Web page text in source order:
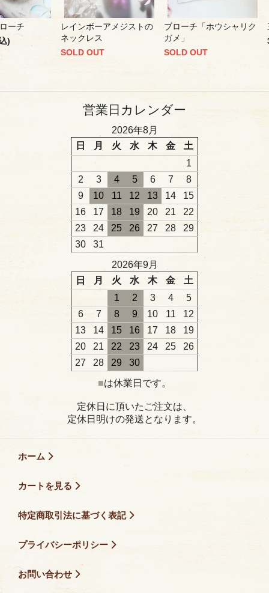
ーチ
)
レインボーアメジストの
ネックレス
SOLD OUT
ブローチ「ホウシャリク
ガメ」
SOLD OUT
営業日カレンダー
2026年8月
日
月 火 水 木 金
土
1
2
3 4 5 6 7
8
9
10 11 12 13 14
15
16
17 18 19 20 21
22
23
24 25 26 27 28
29
30
31
2026年9月
日
月 火 水 木 金
土
1
2 3 4
5
6
7 8 9 10 11
12
13
14 15 16 17 18
19
20
21 22 23 24 25
26
27
28 29
30
■は休業日です。
定休日に頂いたご注文は、
定休日明けの発送となります。
ホーム
カートを見る
特定商取引法に基づく表記
プライバシーポリシー
お問い合わせ